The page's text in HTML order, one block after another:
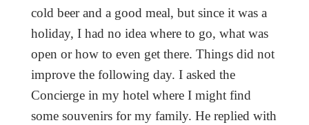
cold beer and a good meal, but since it was a
holiday, I had no idea where to go, what was
open or how to even get there. Things did not
improve the following day. I asked the
Concierge in my hotel where I might find
some souvenirs for my family. He replied with